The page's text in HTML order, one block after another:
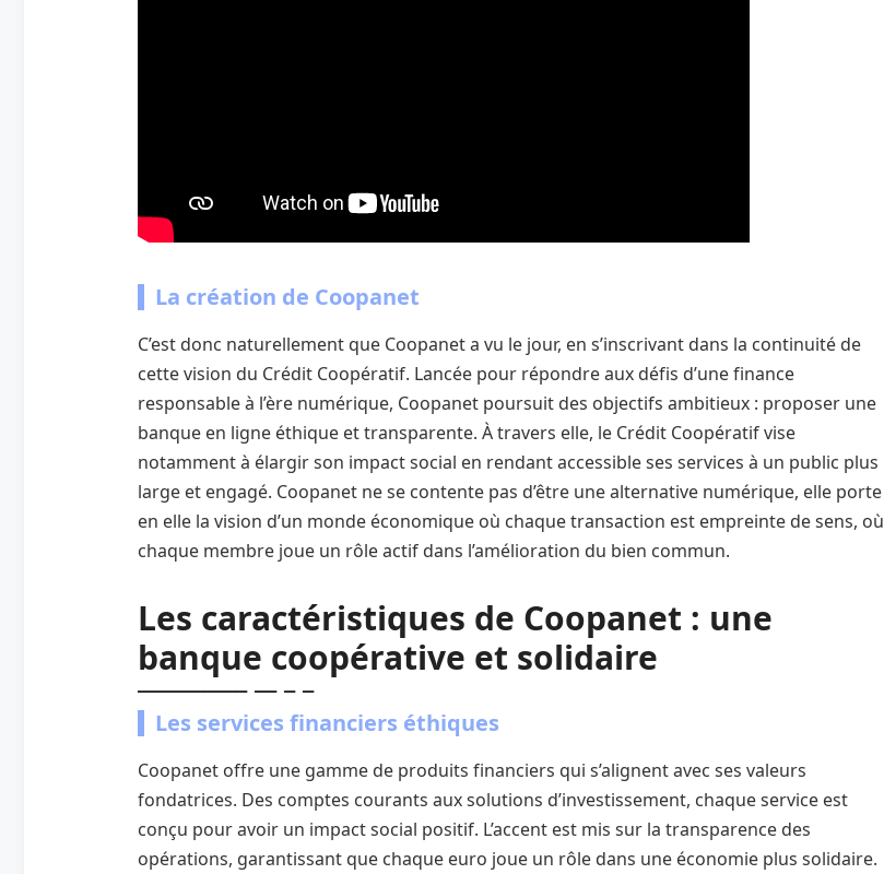
La création de Coopanet
C’est donc naturellement que Coopanet a vu le jour, en s’inscrivant dans la continuité de
cette vision du Crédit Coopératif. Lancée pour répondre aux défis d’une finance
responsable à l’ère numérique, Coopanet poursuit des objectifs ambitieux : proposer une
banque en ligne éthique et transparente. À travers elle, le Crédit Coopératif vise
notamment à élargir son impact social en rendant accessible ses services à un public plus
large et engagé. Coopanet ne se contente pas d’être une alternative numérique, elle porte
en elle la vision d’un monde économique où chaque transaction est empreinte de sens, où
chaque membre joue un rôle actif dans l’amélioration du bien commun.
Les caractéristiques de Coopanet : une
banque coopérative et solidaire
Les services financiers éthiques
Coopanet offre une gamme de produits financiers qui s’alignent avec ses valeurs
fondatrices. Des comptes courants aux solutions d’investissement, chaque service est
conçu pour avoir un impact social positif. L’accent est mis sur la transparence des
opérations, garantissant que chaque euro joue un rôle dans une économie plus solidaire.